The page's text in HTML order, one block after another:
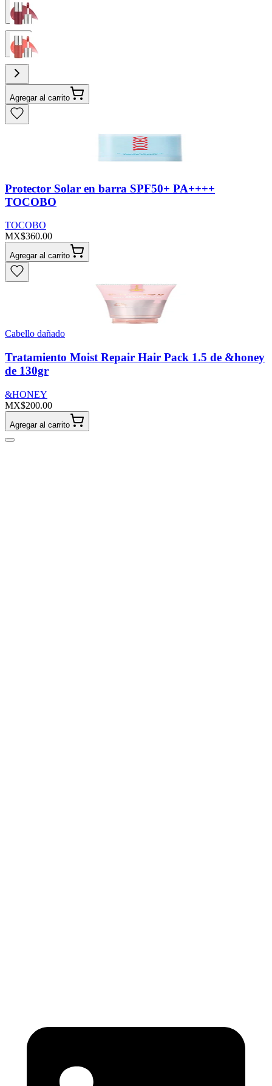
Agregar al carrito
Protector Solar en barra SPF50+ PA++++
TOCOBO
TOCOBO
MX$360.00
Agregar al carrito
Cabello dañado
Tratamiento Moist Repair Hair Pack 1.5 de &honey
de 130gr
&HONEY
MX$200.00
Agregar al carrito